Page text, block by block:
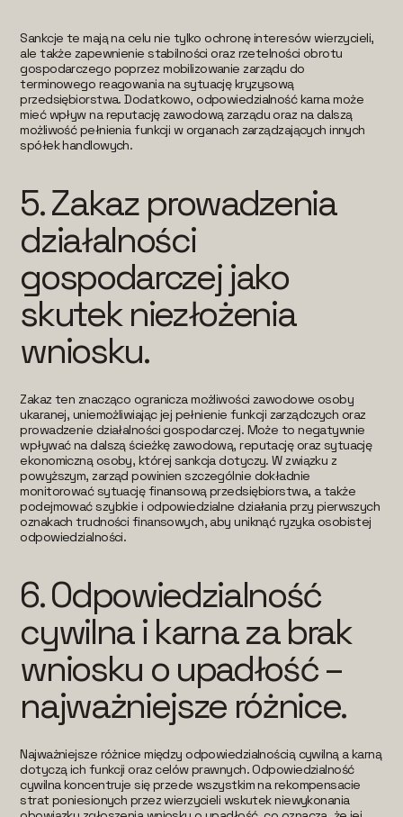
Sankcje te mają na celu nie tylko ochronę interesów wierzycieli,
ale także zapewnienie stabilności oraz rzetelności obrotu
gospodarczego poprzez mobilizowanie zarządu do
terminowego reagowania na sytuację kryzysową
przedsiębiorstwa. Dodatkowo, odpowiedzialność karna może
mieć wpływ na reputację zawodową zarządu oraz na dalszą
możliwość pełnienia funkcji w organach zarządzających innych
spółek handlowych.
5.Zakaz prowadzenia
działalności
gospodarczej jako
skutek niezłożenia
wniosku.
Zakaz ten znacząco ogranicza możliwości zawodowe osoby
ukaranej, uniemożliwiając jej pełnienie funkcji zarządczych oraz
prowadzenie działalności gospodarczej. Może to negatywnie
wpływać na dalszą ścieżkę zawodową, reputację oraz sytuację
ekonomiczną osoby, której sankcja dotyczy. W związku z
powyższym, zarząd powinien szczególnie dokładnie
monitorować sytuację finansową przedsiębiorstwa, a także
podejmować szybkie i odpowiedzialne działania przy pierwszych
oznakach trudności finansowych, aby uniknąć ryzyka osobistej
odpowiedzialności.
6.Odpowiedzialność
cywilna i karna za brak
wniosku o upadłość –
najważniejsze różnice.
Najważniejsze różnice między odpowiedzialnością cywilną a karną
dotyczą ich funkcji oraz celów prawnych. Odpowiedzialność
cywilna koncentruje się przede wszystkim na rekompensacie
strat poniesionych przez wierzycieli wskutek niewykonania